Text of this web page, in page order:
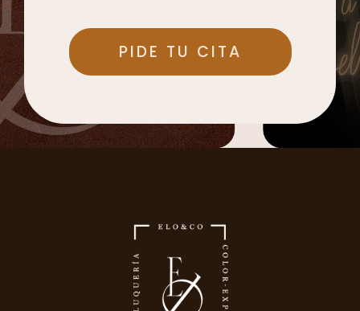
PIDE TU CITA